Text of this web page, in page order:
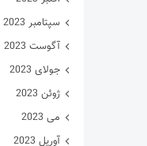
سپتامبر 2023
آگوست 2023
جولای 2023
ژوئن 2023
می 2023
آوریل 2023